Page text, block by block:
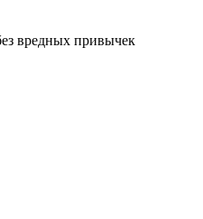
вредных привычек